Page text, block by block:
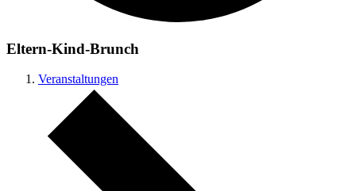
Eltern-Kind-Brunch
Veranstaltungen